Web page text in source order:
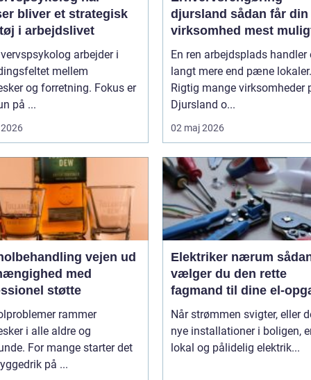
bliver et strategisk
i arbejdslivet
arbejder i
mellem
og forretning. Fokus er
på ...
djursland sådan får din
virksomhed mest
af rengøringen
En ren arbejdsplads handler
langt mere end pæne lokaler.
Rigtig mange virksomheder
Djursland o...
02 maj 2026
vejen ud
med
støtte
rammer
i alle aldre og
For mange starter det
på ...
Elektriker nærum sådan
vælger du den rette
fagmand til dine el-
Når strømmen svigter, eller
nye installationer i boligen,
lokal og pålidelig elektrik...